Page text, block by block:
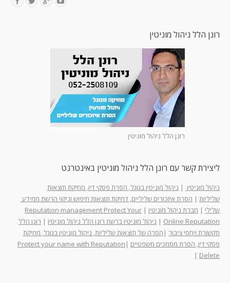
רונן הלל ניהול מוניטין
רונן הלל ניהול מוניטין
ליצירת קשר עם רונן הלל ניהול מוניטין באינטרנט
ניהול מוניטין | ניהול מוניטין בגוגל, הסרת פסקי דין, מחיקת תוצאות
שליליות | הסרת איזכורים שליליים, דחיקת תוצאות חיפוש וניקוי הרשת ממידע
שלילי | חברת ניהול מוניטין |
Reputation management Protect Your
Online Reputation
| ניהול מוניטין ברשת רונן הלל ניהול מוניטין | רונן הלל
תקשורת ויחסי ציבור | הסרה של תוצאות שליליות, ניהול מוניטין בגוגל, מחיקת
פסקי דין, הסרת מסמכים משפטיים |
Protect your name with Reputation
Delete
|